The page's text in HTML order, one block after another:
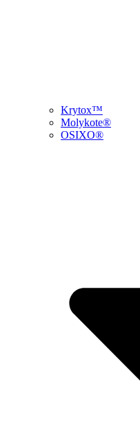
Krytox™
Molykote®
OSIXO®